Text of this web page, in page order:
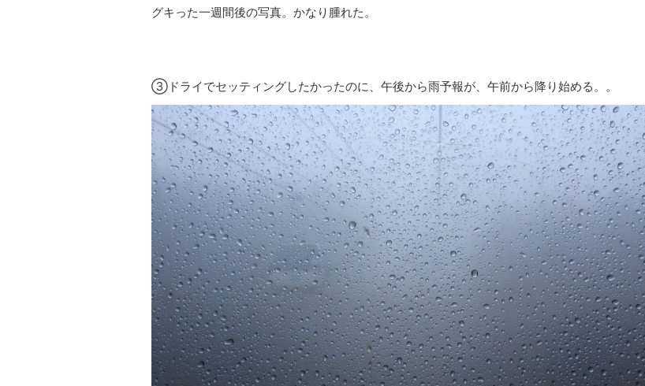
グキった一週間後の写真。かなり腫れた。
③ドライでセッティングしたかったのに、午後から雨予報が、午前から降り始める。。